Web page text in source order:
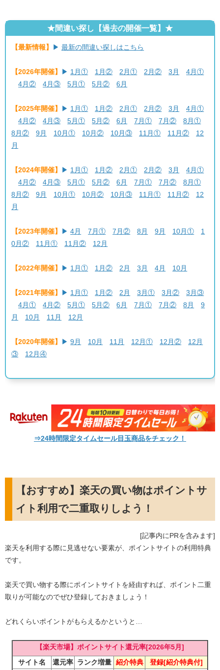
★間違い探し【過去の開催一覧】★
【最新情報】 ▶最新の間違い探しはこちら
【2026年開催】 ▶ 1月① 1月② 2月① 2月② 3月
4月①
4月②
4月③ 5月① 5月② 6月
【2025年開催】 ▶ 1月① 1月② 2月① 2月② 3月
4月①
4月②
4月③ 5月① 5月② 6月 7月① 7月②
8月①
8月②
9月 10月① 10月② 10月③ 11月① 11月②
12
月
【2024年開催】 ▶ 1月① 1月② 2月① 2月② 3月
4月①
4月②
4月③ 5月① 5月② 6月 7月① 7月②
8月①
8月②
9月 10月① 10月② 10月③ 11月① 11月②
12
月
【2023年開催】 ▶4月 7月① 7月② 8月 9月 10月①
1
0月②
11月① 11月② 12月
【2022年開催】 ▶ 1月① 1月② 2月 3月 4月 10月
【2021年開催】 ▶ 1月① 1月② 2月 3月① 3月②
3月③
4月①
4月② 5月① 5月② 6月 7月① 7月② 8月
9
月
10月 11月 12月
【2020年開催】 ▶9月 10月 11月 12月① 12月②
12月
③
12月④
⇒24時間限定タイムセール目玉商品をチェック！
【おすすめ】楽天の買い物はポイントサ
イト利用で二重取りしよう！
[記事内にPRを含みます]
楽天を利用する際に見逃せない要素が、ポイントサイトの利用特典
です。
楽天で買い物する際にポイントサイトを経由すれば、ポイント二重
取りが可能なのでぜひ登録しておきましょう！
どれくらいポイントがもらえるかというと…
【楽天市場】ポイントサイト還元率[2026年5月]
サイト名
還元率 ランク増量 紹介特典
登録[紹介特典付]